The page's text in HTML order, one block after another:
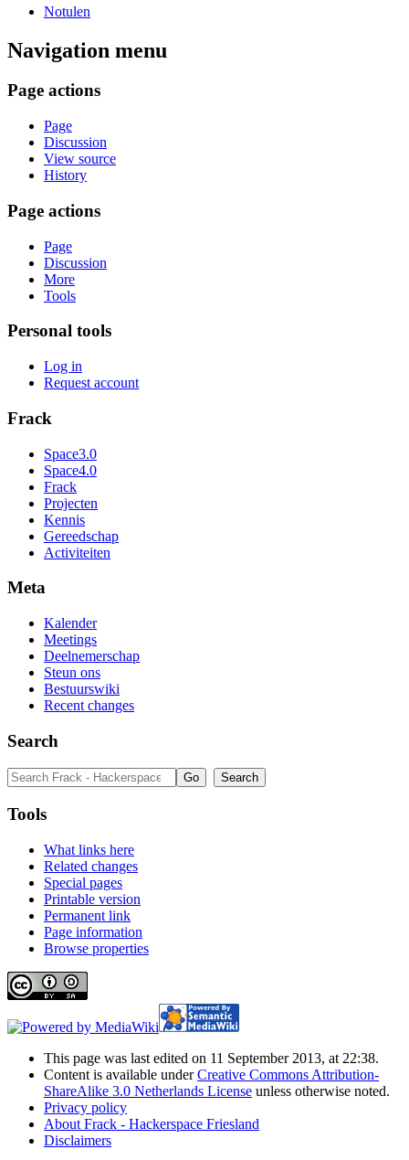
Notulen
Navigation menu
Page actions
Page
Discussion
View source
History
Page actions
Page
Discussion
More
Tools
Personal tools
Log in
Request account
Frack
Space3.0
Space4.0
Frack
Projecten
Kennis
Gereedschap
Activiteiten
Meta
Kalender
Meetings
Deelnemerschap
Steun ons
Bestuurswiki
Recent changes
Search
Tools
What links here
Related changes
Special pages
Printable version
Permanent link
Page information
Browse properties
This page was last edited on 11 September 2013, at 22:38.
Content is available underCreative Commons Attribution-
ShareAlike 3.0 Netherlands License unless otherwise noted.
Privacy policy
About Frack - Hackerspace Friesland
Disclaimers